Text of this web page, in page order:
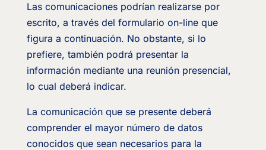
Las comunicaciones podrían realizarse por
escrito, a través del formulario on-line que
figura a continuación. No obstante, si lo
prefiere, también podrá presentar la
información mediante una reunión presencial,
lo cual deberá indicar.
La comunicación que se presente deberá
comprender el mayor número de datos
conocidos que sean necesarios para la